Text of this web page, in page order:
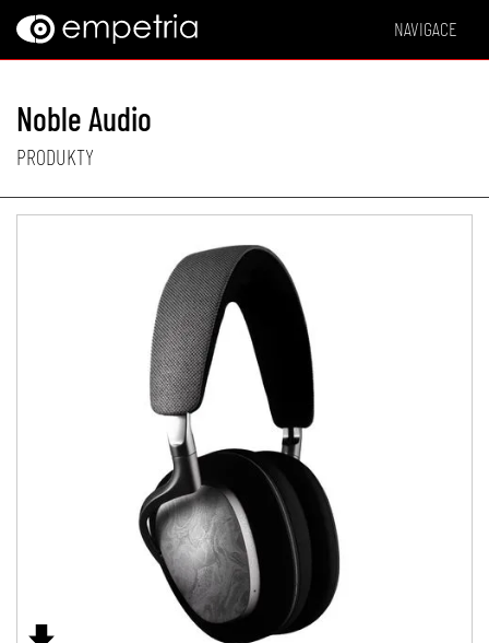
NAVIGACE
Noble Audio
PRODUKTY